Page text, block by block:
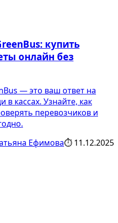
купить
онлайн без
— это ваш ответ на
в кассах. Узнайте, как
перевозчиков и
Ефимова⏱ 11.12.2025